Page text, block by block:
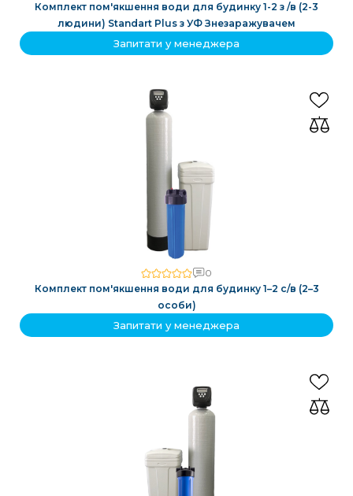
Комплект пом'якшення води для будинку 1-2 з /в (2-3
людини) Standart Plus з УФ Знезаражувачем
Запитати у менеджера
0
Комплект пом'якшення води для будинку 1–2 с/в (2–3
особи)
Запитати у менеджера